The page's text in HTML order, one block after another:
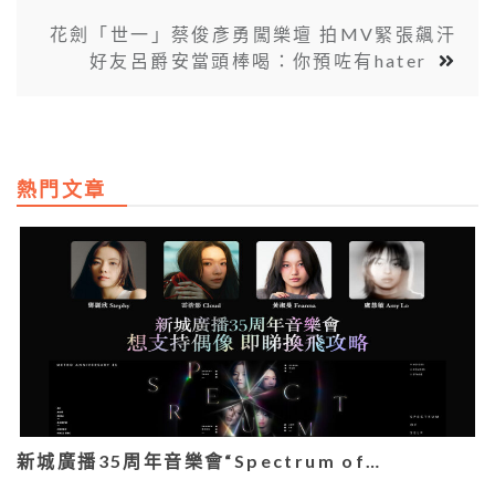
花劍「世一」蔡俊彥勇闖樂壇 拍MV緊張飆汗
好友呂爵安當頭棒喝：你預咗有hater
熱門文章
新城廣播35周年音樂會“Spectrum of…